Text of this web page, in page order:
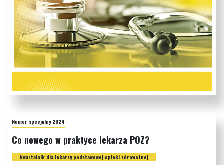
Numer specjalny 2024
Co nowego w praktyce lekarza POZ?
kwartalnik dla lekarzy podstawowej opieki zdrowotnej